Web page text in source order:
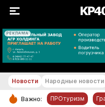
РЕКЛАМА
Новости Народные новости
Важно: ПРОтуризм